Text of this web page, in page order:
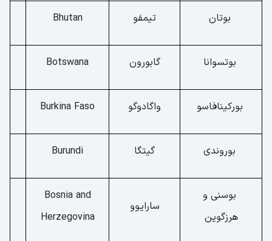
بوتان تیمفو Bhutan
بوتسوانا گابورون Botswana
بورکینافاسو واگادوگو Burkina Faso
بوروندی گیتگا Burundi
بوسنی و
هرزگوین
سارایوو
Bosnia and
Herzegovina